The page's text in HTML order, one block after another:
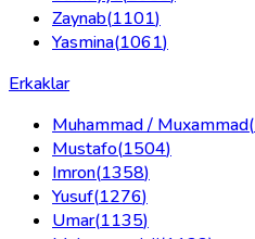
Zaynab(1101)
Yasmina(1061)
Erkaklar
Muhammad / Muxammad(
Mustafo(1504)
Imron(1358)
Yusuf(1276)
Umar(1135)